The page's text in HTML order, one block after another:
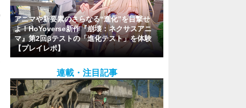
アニマや新要素のさらなる“進化”を目撃せ
よ！HoYoverse新作『崩壊：ネクサスアニ
マ』第2回βテストの「進化テスト」を体験
【プレイレポ】
連載・注目記事